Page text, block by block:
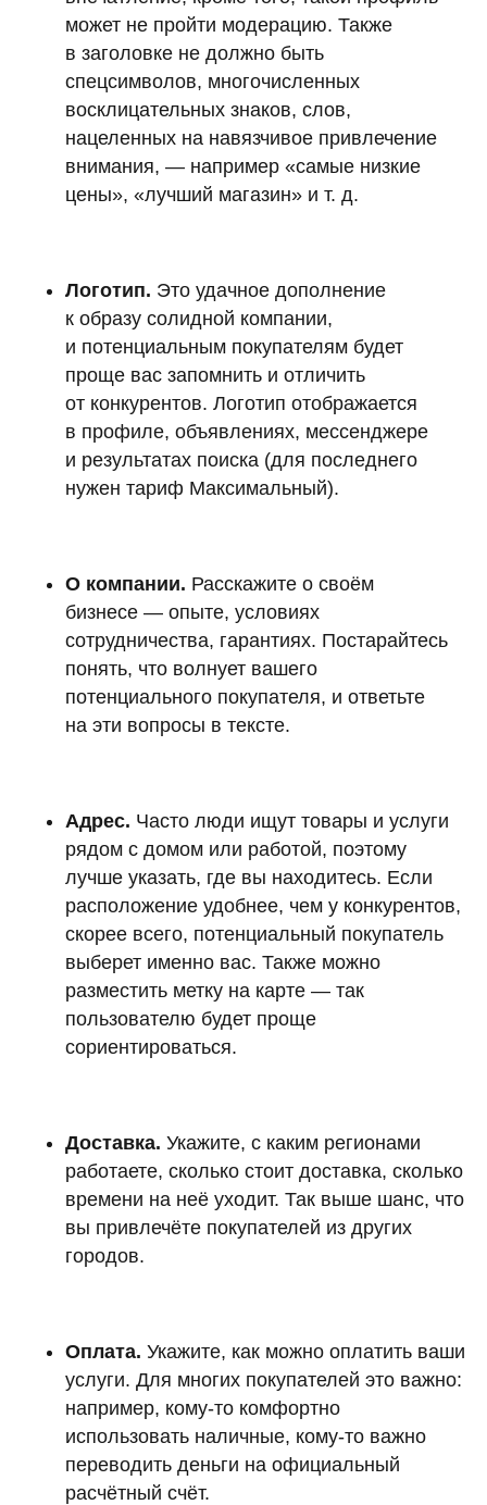
может не пройти модерацию. Также
в заголовке не должно быть
спецсимволов, многочисленных
восклицательных знаков, слов,
нацеленных на навязчивое привлечение
внимания, — например «самые низкие
цены», «лучший магазин» и т. д.
Логотип. Это удачное дополнение
к образу солидной компании,
и потенциальным покупателям будет
проще вас запомнить и отличить
от конкурентов. Логотип отображается
в профиле, объявлениях, мессенджере
и результатах поиска (для последнего
нужен тариф Максимальный).
О компании. Расскажите о своём
бизнесе — опыте, условиях
сотрудничества, гарантиях. Постарайтесь
понять, что волнует вашего
потенциального покупателя, и ответьте
на эти вопросы в тексте.
Адрес. Часто люди ищут товары и услуги
рядом с домом или работой, поэтому
лучше указать, где вы находитесь. Если
расположение удобнее, чем у конкурентов,
скорее всего, потенциальный покупатель
выберет именно вас. Также можно
разместить метку на карте — так
пользователю будет проще
сориентироваться.
Доставка. Укажите, с каким регионами
работаете, сколько стоит доставка, сколько
времени на неё уходит. Так выше шанс, что
вы привлечёте покупателей из других
городов.
Оплата. Укажите, как можно оплатить ваши
услуги. Для многих покупателей это важно:
например, кому-то комфортно
использовать наличные, кому-то важно
переводить деньги на официальный
расчётный счёт.